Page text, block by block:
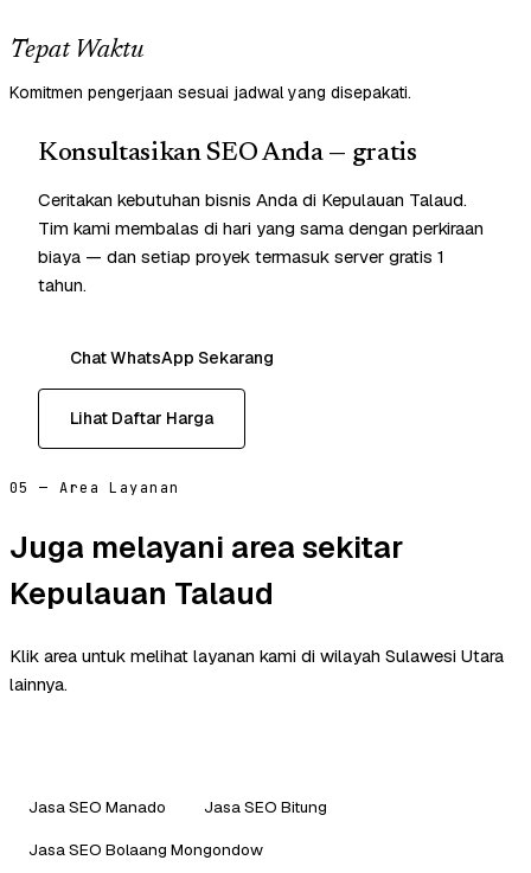
Tepat Waktu
Komitmen pengerjaan sesuai jadwal yang disepakati.
Konsultasikan SEO Anda — gratis
Ceritakan kebutuhan bisnis Anda di Kepulauan Talaud.
Tim kami membalas di hari yang sama dengan perkiraan
biaya — dan setiap proyek termasuk server gratis 1
tahun.
Chat WhatsApp Sekarang
Lihat Daftar Harga
05 — Area Layanan
Juga melayani area sekitar
Kepulauan Talaud
Klik area untuk melihat layanan kami di wilayah Sulawesi Utara
lainnya.
Jasa SEO Manado
Jasa SEO Bitung
Jasa SEO Bolaang Mongondow